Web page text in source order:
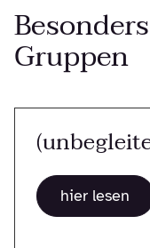
Gruppen
hier lesen